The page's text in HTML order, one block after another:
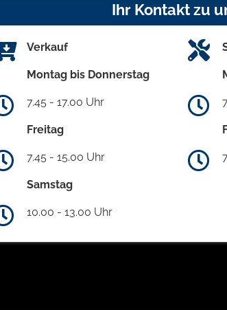
Ihr Kontakt zu
Verkauf
Montag bis Donnerstag
7.45 - 17.00 Uhr
Freitag
7.45 - 15.00 Uhr
Samstag
10.00 - 13.00 Uhr